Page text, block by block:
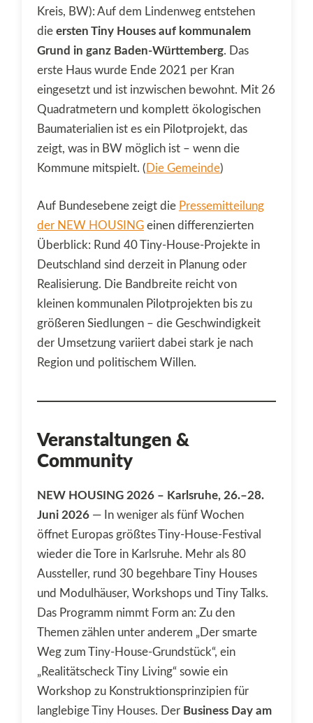
Kreis, BW): Auf dem Lindenweg entstehen
die ersten Tiny Houses auf kommunalem
Grund in ganz Baden-Württemberg. Das
erste Haus wurde Ende 2021 per Kran
eingesetzt und ist inzwischen bewohnt. Mit 26
Quadratmetern und komplett ökologischen
Baumaterialien ist es ein Pilotprojekt, das
zeigt, was in BW möglich ist – wenn die
Kommune mitspielt. ( Die Gemeinde)
Auf Bundesebene zeigt die Pressemitteilung
der NEW HOUSING einen differenzierten
Überblick: Rund 40 Tiny-House-Projekte in
Deutschland sind derzeit in Planung oder
Realisierung. Die Bandbreite reicht von
kleinen kommunalen Pilotprojekten bis zu
größeren Siedlungen – die Geschwindigkeit
der Umsetzung variiert dabei stark je nach
Region und politischem Willen.
Veranstaltungen &
Community
NEW HOUSING 2026 – Karlsruhe, 26.–28.
Juni 2026 — In weniger als fünf Wochen
öffnet Europas größtes Tiny-House-Festival
wieder die Tore in Karlsruhe. Mehr als 80
Aussteller, rund 30 begehbare Tiny Houses
und Modulhäuser, Workshops und Tiny Talks.
Das Programm nimmt Form an: Zu den
Themen zählen unter anderem „Der smarte
Weg zum Tiny-House-Grundstück“, ein
„Realitätscheck Tiny Living“ sowie ein
Workshop zu Konstruktionsprinzipien für
langlebige Tiny Houses. Der Business Day am